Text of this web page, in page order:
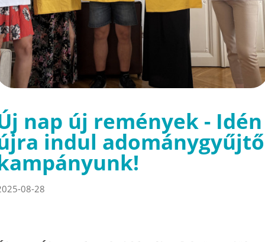
nap új remények - Idén
indul adománygyűjtő
08-28